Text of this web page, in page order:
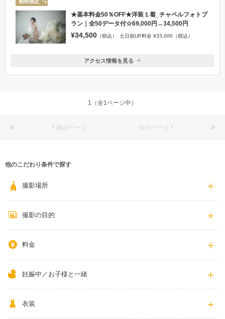
★基本料金50％OFF★洋装１着_チャペルフォトプ
ラン｜全50データ付☆69,000円→34,500円
¥34,500 （税込） 土日祝UP料金 ¥33,000（税込）
石川県金沢市竪町16番地
『タテマチパーキング』の優待サービスがございます(新郎新婦様1台分に
0120-945-906
アクセス情報を見る
1（全1ページ中）
前のページ 次のページ
他のこだわり条件で探す
撮影場所
撮影の目的
料金
妊娠中／お子様と一緒
衣装